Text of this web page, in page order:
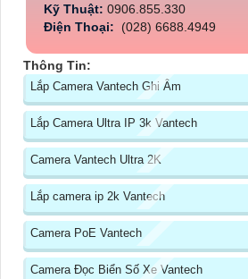
Kỹ Thuật: 0906.855.330
Điện Thoại: (028) 6688.4949
Thông Tin:
Lắp Camera Vantech Ghi Âm
Lắp Camera Ultra IP 3k Vantech
Camera Vantech Ultra 2K
Lắp camera ip 2k Vantech
Camera PoE Vantech
Camera Đọc Biển Số Xe Vantech